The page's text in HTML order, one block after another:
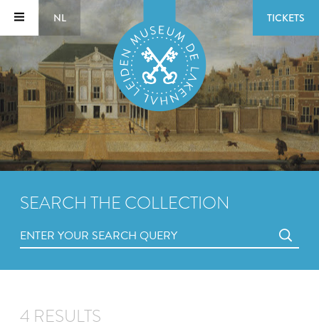
NL TICKETS
SEARCH THE COLLECTION
4 RESULTS